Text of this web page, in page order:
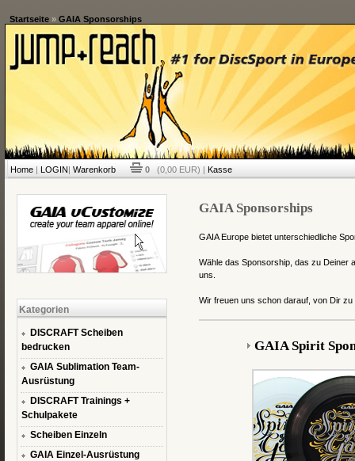
Startseite» GAIA Sponsorships
Home| LOGIN| Warenkorb 0 (0,00 EUR) | Kasse
Kategorien
DISCRAFT Scheiben
bedrucken
GAIA Sublimation Team-
Ausrüstung
DISCRAFT Trainings +
Schulpakete
Scheiben Einzeln
GAIA Einzel-Ausrüstung
GAIA Sponsorships
GAIA Europe bietet unterschiedliche
Wähle das Sponsorship, das zu Deiner
uns.
Wir freuen uns schon darauf, von Dir zu
GAIA Spirit